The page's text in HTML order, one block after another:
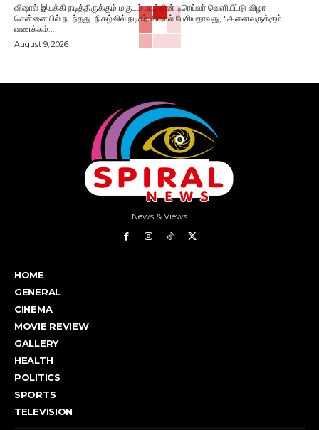
விஷால் இயக்கி நடித்திருக்கும் மகுடம் படத்தின் டிரெய்லர் வெளியீட்டு விழா
சென்னையில் நடந்தது. நிகழ்வில் நடிகர் விஷால் பேசியதாவது, "அனைவருக்கும்
வணக்கம்....
August 9, 2026
News & Views
HOME
GENERAL
CINEMA
MOVIE REVIEW
GALLERY
HEALTH
POLITICS
SPORTS
TELEVISION